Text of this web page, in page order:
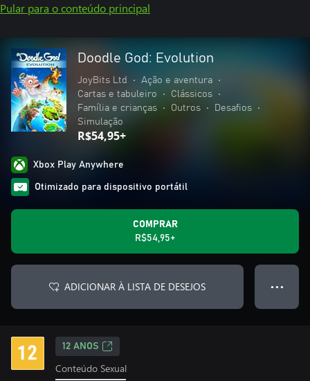
Pular para o conteúdo principal
Doodle God: Evolution
JoyBits Ltd • Ação e aventura
•
Cartas e tabuleiro
• Clássicos
•
Família e crianças
• Outros • Desafios
•
Simulação
R$54,95+
Xbox Play Anywhere
Otimizado para dispositivo portátil
COMPRAR
R$54,95+
ADICIONAR À LISTA DE DESEJOS ● ● ●
12 ANOS
Conteúdo Sexual